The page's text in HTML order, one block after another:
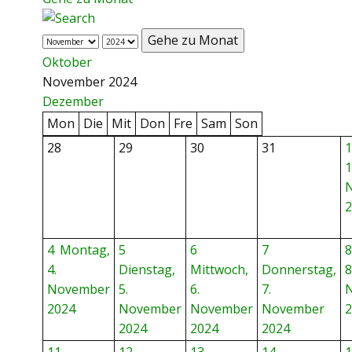
Gehe zu Monat
Oktober
November 2024
Dezember
Mon Die Mit Don Fre Sam Son
28
29 30 31
1
4 Montag,
4.
November
2024
5
Dienstag,
5.
November
2024
6
Mittwoch,
6.
November
2024
7
Donnerstag,
7.
November
2024
8